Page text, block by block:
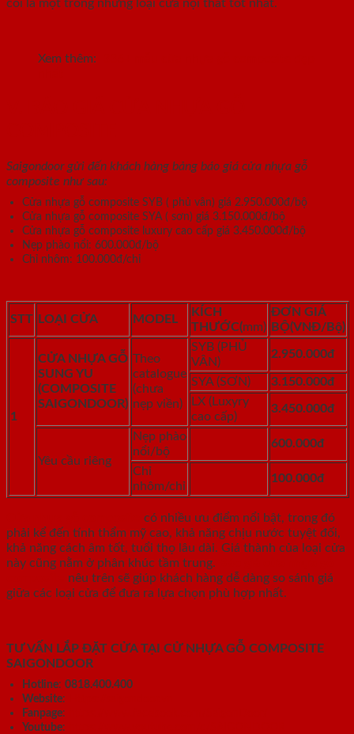
coi là một trong những loại cửa nội thất tốt nhất.
Xem thêm:
Saigondoor gửi đến khách hàng bảng báo giá cửa nhựa gỗ
composite như sau:
Cửa nhựa gỗ composite SYB ( phủ vân) giá 2.950.000đ/bộ
Cửa nhựa gỗ composite SYA ( sơn) giá 3.150.000đ/bộ
Cửa nhựa gỗ composite luxury cao cấp giá 3.450.000đ/bộ
Nẹp phào nổi: 600.000đ/bộ
Chỉ nhôm: 100.000đ/chỉ
STT LOẠI CỬA MODEL
KÍCH
THƯỚC(mm)
ĐƠN GIÁ
BỘ(VNĐ/Bộ)
1
CỬA NHỰA GỖ
SUNG YU
(COMPOSITE
SAIGONDOOR)
Theo
catalogue
(chưa
nẹp viền)
SYB (PHỦ
VÂN)
2.950.000đ
SYA (SƠN)
3.150.000đ
LX (Luxyry
cao cấp)
3.450.000đ
Yêu cầu riêng
Nẹp phào
nổi/bộ
600.000đ
Chỉ
nhôm/chỉ
100.000đ
có nhiều ưu điểm nổi bật, trong đó
phải kể đến tính thẩm mỹ cao, khả năng chịu nước tuyệt đối,
khả năng cách âm tốt, tuổi thọ lâu dài. Giá thành của loại cửa
này cũng nằm ở phân khúc tầm trung.
nêu trên sẽ giúp khách hàng dễ dàng so sánh giá
giữa các loại cửa để đưa ra lựa chọn phù hợp nhất.
TƯ VẤN LẮP ĐẶT CỬA TẠI CỬ NHỰA GỖ COMPOSITE
SAIGONDOOR
Hotline: 0818.400.400
Website:
Fanpage:
Youtube: